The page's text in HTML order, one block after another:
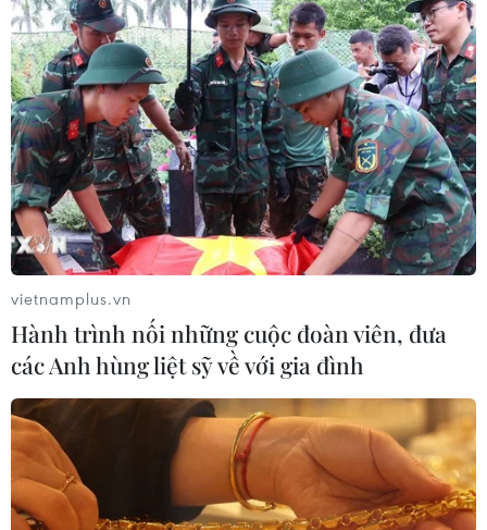
vietnamplus.vn
Hành trình nối những cuộc đoàn viên, đưa
các Anh hùng liệt sỹ về với gia đình